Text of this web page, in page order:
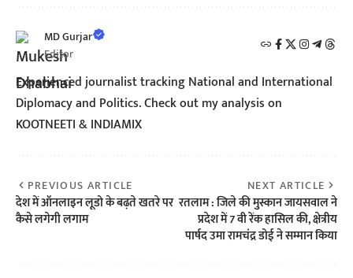
MD Gurjar
Editor
Experienced journalist tracking National and International
Diplomacy and Politics. Check out my analysis on
KOOTNEETI & INDIAMIX
PREVIOUS ARTICLE
देश में ऑनलाइन लूडो के बढ़ते खतरे पर
कैसे लगेगी लगाम
NEXT ARTICLE
रतलाम : जिले की मुस्कान जायसवाल ने
प्रदेश में 7 वी रेंक हासिल की, क्षेत्रीय
पार्षद उमा रामचंद्र डोई ने सम्मान किया